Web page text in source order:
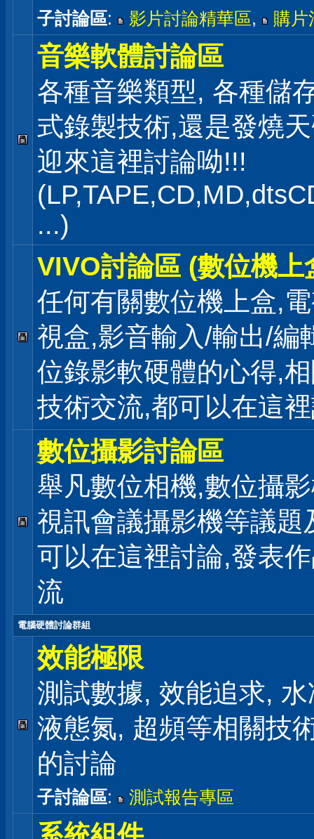
子討論區: 影片討論精華區, 購片
音樂軟體討論區
各種音樂類型, 各種儲
式錄製技術,還是發燒
迎來這裡討論呦!!!
...)
VIVO討論區 (數位機上
任何有關數位機上盒,
視盒,影音輸入/輸出/編
位錄影軟硬體的心得,
技術交流,都可以在這
數位攝影討論區
舉凡數位相機,數位攝
視訊會議攝影機等議題
可以在這裡討論,發表
流
電腦硬體討論群組
效能極限
測試數據, 效能追求,
液態氮, 超頻等相關技
的討論
子討論區: 測試報告專區